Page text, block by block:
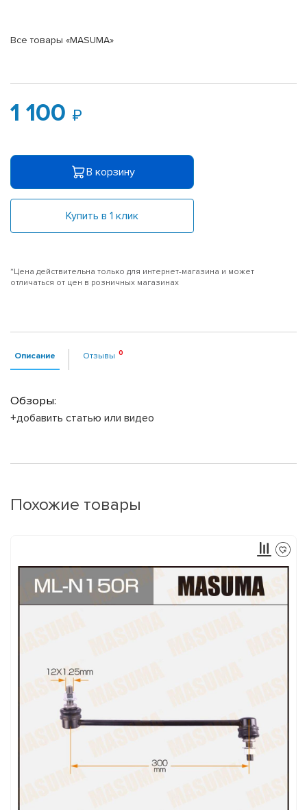
Все товары «MASUMA»
1 100
В корзину
Купить в 1 клик
*Цена действительна только для интернет-магазина и может
отличаться от цен в розничных магазинах
Описание Отзывы
Обзоры:
+добавить статью или видео
Похожие товары